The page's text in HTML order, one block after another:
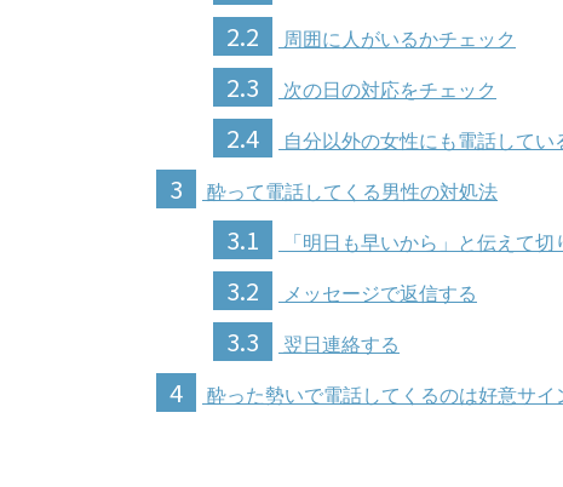
2.2 周囲に人がいるかチェック
2.3 次の日の対応をチェック
2.4 自分以外の女性にも電話してい
3 酔って電話してくる男性の対処法
3.1 「明日も早いから」と伝えて切
3.2 メッセージで返信する
3.3 翌日連絡する
4 酔った勢いで電話してくるのは好意サイ